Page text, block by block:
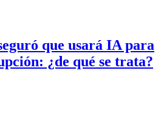
que usará IA para
¿de qué se trata?